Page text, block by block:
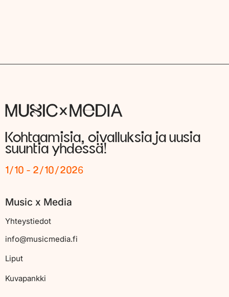
Kohtaamisia, oivalluksia ja uusia
suuntia yhdessä!
1/10 - 2/10/2026
Music x Media
Yhteystiedot
info@musicmedia.fi
Liput
Kuvapankki